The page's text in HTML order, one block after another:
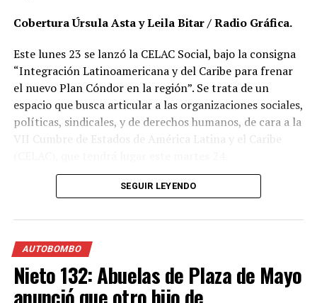
Cobertura Úrsula Asta y Leila Bitar / Radio Gráfica.
Este lunes 23 se lanzó la CELAC Social, bajo la consigna
“Integración Latinoamericana y del Caribe para frenar
el nuevo Plan Cóndor en la región”. Se trata de un
espacio que busca articular a las organizaciones sociales,
políticas, sindicales, y de derechos humanos, de cara a la
VII Cumbre de Estados de América Latina y el Caribe
En conferencia de prensa, referentes de Brasil, Perú,
expresaron la necesidad de coordinar las demandas y
reivindicaciones de los pueblos de nuestra América, en
un contexto de creciente tensión política e intentos
desestabilizadores de la derecha neoliberal.
SEGUIR LEYENDO
AUTOBOMBO
Nieto 132: Abuelas de Plaza de Mayo
anunció que otro hijo de